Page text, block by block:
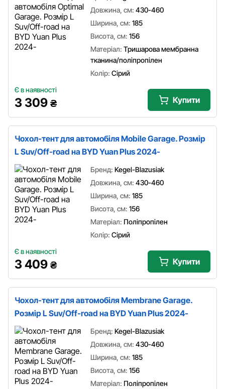
Довжина, см: 430-460
Ширина, см: 185
Висота, см: 156
Матеріал: Тришарова мембранна
тканина/поліпропілен
Колір: Сірий
Є в наявності
3 309 ₴ Купити
Чохол-тент для автомобіля Mobile Garage. Розмір
L Suv/Off-road на BYD Yuan Plus 2024-
Бренд: Kegel-Blazusiak
Довжина, см: 430-460
Ширина, см: 185
Висота, см: 156
Матеріал: Поліпропілен
Колір: Сірий
Є в наявності
3 409 ₴ Купити
Чохол-тент для автомобіля Membrane Garage.
Розмір L Suv/Off-road на BYD Yuan Plus 2024-
Бренд: Kegel-Blazusiak
Довжина, см: 430-460
Ширина, см: 185
Висота, см: 156
Матеріал: Поліпропілен